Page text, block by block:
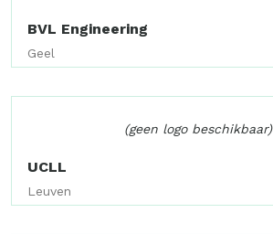
BVL Engineering
Geel
(geen logo beschikbaar)
UCLL
Leuven